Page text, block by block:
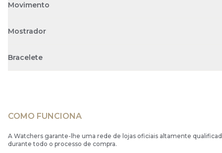
Movimento
Mostrador
Bracelete
COMO FUNCIONA
A Watchers garante-lhe uma rede de lojas oficiais altamente
durante todo o processo de compra.